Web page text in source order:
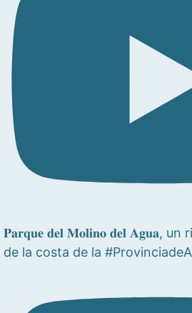
𝐏𝐚𝐫𝐪𝐮𝐞 𝐝𝐞𝐥 𝐌𝐨𝐥𝐢𝐧𝐨 𝐝𝐞𝐥 𝐀𝐠𝐮𝐚,
de la costa de la